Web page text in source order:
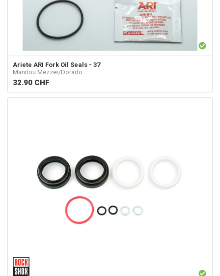
Ariete ARI Fork Oil Seals - 37
Manitou Mezzer/Dorado
32.90 CHF